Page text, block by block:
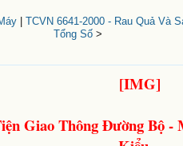
TCVN 6641-2000 - Rau Quả Và
Tổng Số>
Giao Thông Đường Bộ